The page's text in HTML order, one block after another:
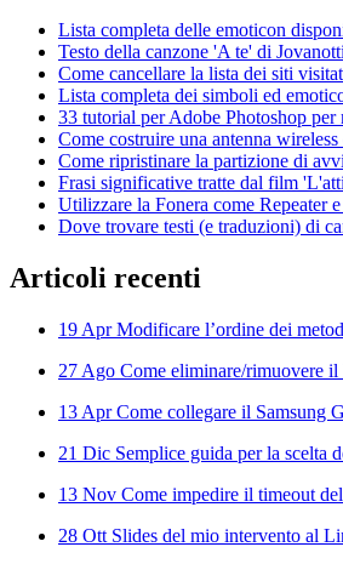
Lista completa delle emoticon
Testo della canzone 'A te' di Jovanotti
Come cancellare la lista dei siti
Lista completa dei simboli ed
33 tutorial per Adobe Photoshop
Come costruire una antenna
Come ripristinare la partizione di
Frasi significative tratte dal film
Utilizzare la Fonera come Repeater
Dove trovare testi (e traduzioni) di
Articoli recenti
19 Apr Modificare l’ordine dei
27 Ago Come eliminare/rimuovere
13 Apr Come collegare il Samsung
21 Dic Semplice guida per la scelta
13 Nov Come impedire il timeout
28 Ott Slides del mio intervento al